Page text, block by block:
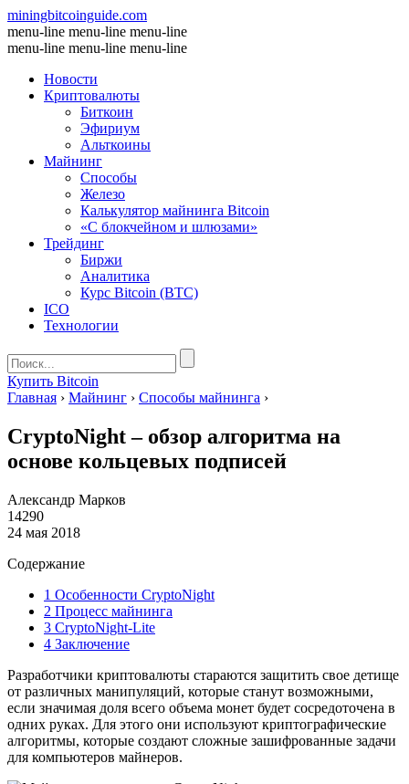
miningbitcoinguide.com
menu-line menu-line menu-line
menu-line menu-line menu-line
Новости
Криптовалюты
Биткоин
Эфириум
Альткоины
Майнинг
Способы
Железо
Калькулятор майнинга Bitcoin
«С блокчейном и шлюзами»
Трейдинг
Биржи
Аналитика
Курс Bitcoin (BTC)
ICO
Технологии
Купить Bitcoin
Главная › Майнинг › Способы майнинга ›
CryptoNight – обзор алгоритма на
основе кольцевых подписей
Александр Марков
14290
24 мая 2018
Содержание
1 Особенности CryptoNight
2 Процесс майнинга
3 CryptoNight-Lite
4 Заключение
Разработчики криптовалюты стараются защитить свое детище
от различных манипуляций, которые станут возможными,
если значимая доля всего объема монет будет сосредоточена в
одних руках. Для этого они используют криптографические
алгоритмы, которые создают сложные зашифрованные задачи
для компьютеров майнеров.